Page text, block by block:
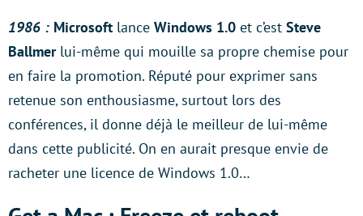
1986 : Microsoft lance Windows 1.0 et c’est Steve
Ballmer lui-même qui mouille sa propre chemise pour
en faire la promotion. Réputé pour exprimer sans
retenue son enthousiasme, surtout lors des
conférences, il donne déjà le meilleur de lui-même
dans cette publicité. On en aurait presque envie de
racheter une licence de Windows 1.0…